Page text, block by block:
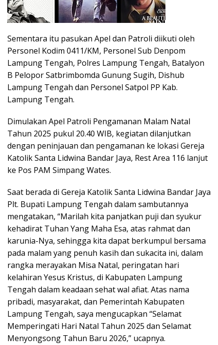
Sementara itu pasukan Apel dan Patroli diikuti oleh
Personel Kodim 0411/KM, Personel Sub Denpom
Lampung Tengah, Polres Lampung Tengah, Batalyon
B Pelopor Satbrimbomda Gunung Sugih, Dishub
Lampung Tengah dan Personel Satpol PP Kab.
Lampung Tengah.
Dimulakan Apel Patroli Pengamanan Malam Natal
Tahun 2025 pukul 20.40 WIB, kegiatan dilanjutkan
dengan peninjauan dan pengamanan ke lokasi Gereja
Katolik Santa Lidwina Bandar Jaya, Rest Area 116 lanjut
ke Pos PAM Simpang Wates.
Saat berada di Gereja Katolik Santa Lidwina Bandar Jaya
Plt. Bupati Lampung Tengah dalam sambutannya
mengatakan, “Marilah kita panjatkan puji dan syukur
kehadirat Tuhan Yang Maha Esa, atas rahmat dan
karunia-Nya, sehingga kita dapat berkumpul bersama
pada malam yang penuh kasih dan sukacita ini, dalam
rangka merayakan Misa Natal, peringatan hari
kelahiran Yesus Kristus, di Kabupaten Lampung
Tengah dalam keadaan sehat wal afiat. Atas nama
pribadi, masyarakat, dan Pemerintah Kabupaten
Lampung Tengah, saya mengucapkan “Selamat
Memperingati Hari Natal Tahun 2025 dan Selamat
Menyongsong Tahun Baru 2026,” ucapnya.